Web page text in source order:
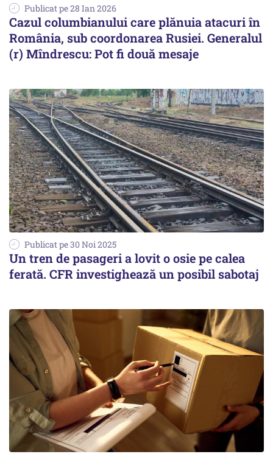
Publicat pe 28 Ian 2026
Cazul columbianului care plănuia atacuri în
România, sub coordonarea Rusiei. Generalul
(r) Mîndrescu: Pot fi două mesaje
Publicat pe 30 Noi 2025
Un tren de pasageri a lovit o osie pe calea
ferată. CFR investighează un posibil sabotaj